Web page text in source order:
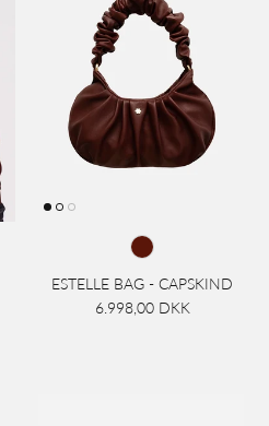
ESTELLE BAG - CAPSKIND
6.998,00 DKK